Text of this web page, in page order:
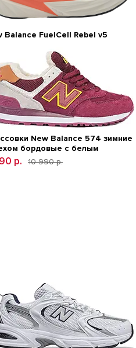
Balance FuelCell Rebel v5
р. 12 600 р.
New Balance 574 зимние
бордовые с белым
р. 10 990 р.